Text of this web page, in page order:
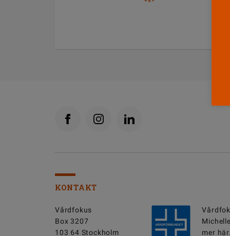
KONTAKT
Vårdfokus
Box 3207
103 64 Stockholm
mer här.